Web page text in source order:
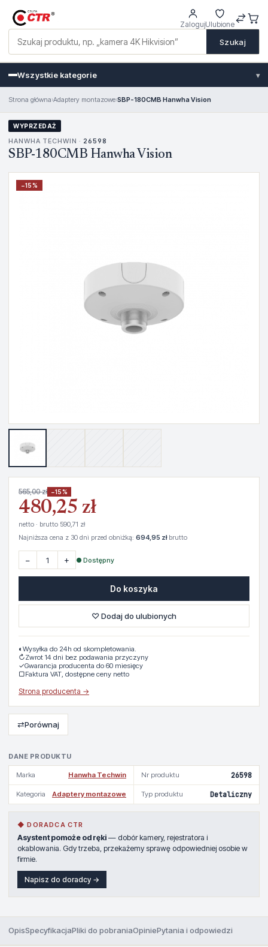
Szukaj
ZalogujUlubione
Wszystkie kategorie ▾
Strona główna›Adaptery montazowe›SBP-180CMB Hanwha Vision
WYPRZEDAŻ
HANWHA TECHWIN · 26598
SBP-180CMB Hanwha Vision
−15%
DANE PRODUKTU
Marka Hanwha Techwin Nr produktu 26598
Kategoria Adaptery montazowe Typ produktu Detaliczny
◆ DORADCA CTR
Asystent pomoże od ręki — dobór kamery, rejestratora i
okablowania. Gdy trzeba, przekażemy sprawę odpowiedniej osobie w
firmie.
Napisz do doradcy →
565,00 zł −15%
480,25 zł
netto · brutto 590,71 zł
Najniższa cena z 30 dni przed obniżką: 694,95 złbrutto
− + ● Dostępny
Do koszyka
♡ Dodaj do ulubionych
◐ Wysyłka do 24h od skompletowania.
↻Zwrot 14 dni bez podawania przyczyny
✓Gwarancja producenta do 60 miesięcy
▢Faktura VAT, dostępne ceny netto
Strona producenta →
⇄Porównaj
OpisSpecyfikacjaPliki do pobraniaOpiniePytania i odpowiedzi